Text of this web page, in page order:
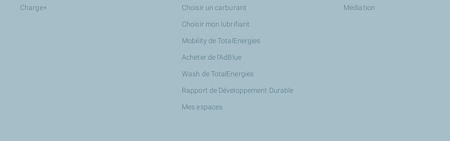
Charge+ Choisir un carburant
Choisir mon lubrifiant
Mobility de TotalEnergies
Acheter de l'AdBlue
Wash de TotalEnergies
Rapport de Développement Durable
Mes espaces
Médiation